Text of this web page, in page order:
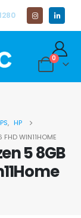
0
, HP
WIN11HOME
5 8GB